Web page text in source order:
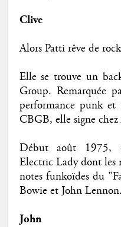
Clive
Alors Patti rêve de
Elle se trouve un
Group. Remarquée
performance punk
CBGB, elle signe
Début août 1975,
Electric Lady dont les
notes funkoïdes du
Bowie et John Lennon.
John